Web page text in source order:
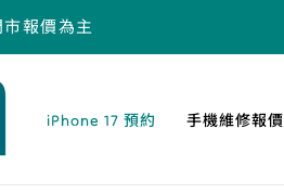
報價為主
iPhone 17 預約 手機維修報價